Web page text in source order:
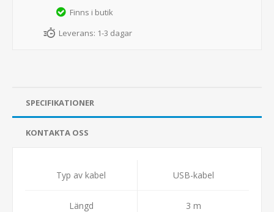
Finns i butik
Leverans: 1-3 dagar
SPECIFIKATIONER
KONTAKTA OSS
Typ av kabel USB-kabel
Längd 3 m